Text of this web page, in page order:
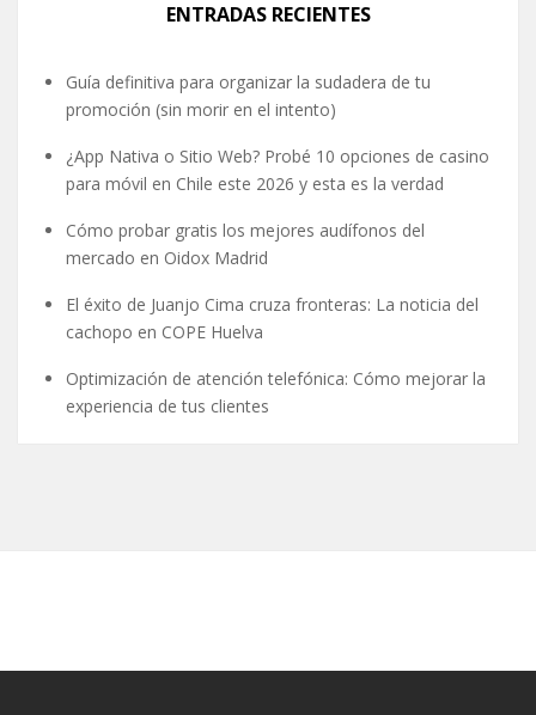
ENTRADAS RECIENTES
Guía definitiva para organizar la sudadera de tu
promoción (sin morir en el intento)
¿App Nativa o Sitio Web? Probé 10 opciones de casino
para móvil en Chile este 2026 y esta es la verdad
Cómo probar gratis los mejores audífonos del
mercado en Oidox Madrid
El éxito de Juanjo Cima cruza fronteras: La noticia del
cachopo en COPE Huelva
Optimización de atención telefónica: Cómo mejorar la
experiencia de tus clientes